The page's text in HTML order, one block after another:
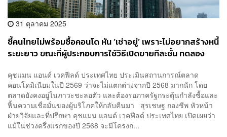
31 ตุลาคม 2025
ชี้คนไทยไม่พร้อมซื้อคอนโด หัน ‘เช่าอยู่’ เพราะไม่อยากสร้างหนี้
ระยะยาว ขณะที่ผู้ประกอบการใช้วิธีเปิดขายทีละชั้น ทดลอง
คุชแมน แอนด์ เวคฟีลด์ ประเทศไทย ประเมินสถานการณ์ตลาด
คอนโดมิเนียมในปี 2569 ว่าจะไม่แตกต่างจากปี 2568 มากนัก โดย
ตลาดยังคงอยู่ในภาวะชะลอตัว และต้องรอภาครัฐกระตุ้นกำลังซื้อและ
ฟื้นความเชื่อมั่นของผู้บริโภคให้กลับคืนมา สุรเชษฐ กองชีพ หัวหน้า
ฝ่ายวิจัยและที่ปรึกษา คุชแมน แอนด์ เวคฟีลด์ ประเทศไทย เปิดเผยว่า
แม้ในช่วงครึ่งแรกของปี 2568 จะมีโครงก...